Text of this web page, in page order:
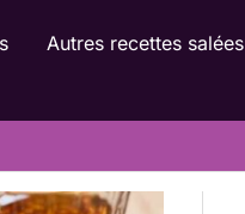
Autres recettes salées